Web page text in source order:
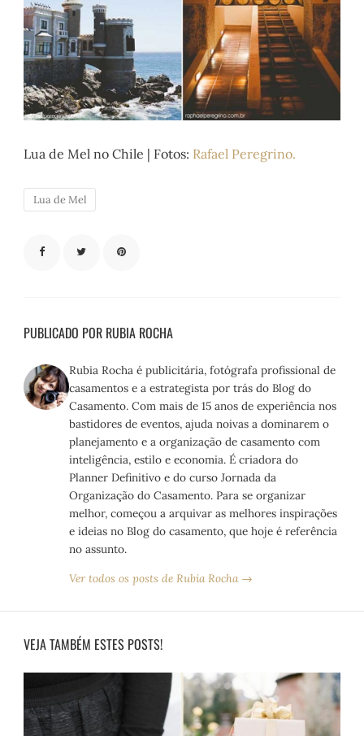
Lua de Mel no Chile | Fotos: Rafael Peregrino.
Lua de Mel
PUBLICADO POR RUBIA ROCHA
Rubia Rocha é publicitária, fotógrafa profissional de
casamentos e a estrategista por trás do Blog do
Casamento. Com mais de 15 anos de experiência nos
bastidores de eventos, ajuda noivas a dominarem o
planejamento e a organização de casamento com
inteligência, estilo e economia. É criadora do
Planner Definitivo e do curso Jornada da
Organização do Casamento. Para se organizar
melhor, começou a arquivar as melhores inspirações
e ideias no Blog do casamento, que hoje é referência
no assunto.
Ver todos os posts de Rubia Rocha →
VEJA TAMBÉM ESTES POSTS!